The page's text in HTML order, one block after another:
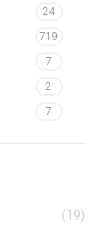
24
719
7
2
7
(19)